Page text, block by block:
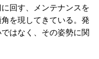
回す、メンテナンスを
を現してきている。発
はなく、その姿勢に関